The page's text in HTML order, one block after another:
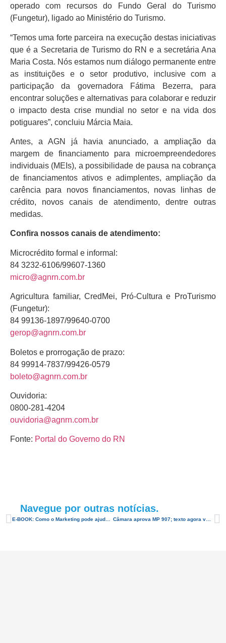
operado com recursos do Fundo Geral do Turismo
(Fungetur), ligado ao Ministério do Turismo.
“Temos uma forte parceira na execução destas iniciativas
que é a Secretaria de Turismo do RN e a secretária Ana
Maria Costa. Nós estamos num diálogo permanente entre
as instituições e o setor produtivo, inclusive com a
participação da governadora Fátima Bezerra, para
encontrar soluções e alternativas para colaborar e reduzir
o impacto desta crise mundial no setor e na vida dos
potiguares”, concluiu Márcia Maia.
Antes, a AGN já havia anunciado, a ampliação da
margem de financiamento para microempreendedores
individuais (MEIs), a possibilidade de pausa na cobrança
de financiamentos ativos e adimplentes, ampliação da
carência para novos financiamentos, novas linhas de
crédito, novos canais de atendimento, dentre outras
medidas.
Confira nossos canais de atendimento:
Microcrédito formal e informal:
84 3232-6106/99607-1360
micro@agnrn.com.br
Agricultura familiar, CredMei, Pró-Cultura e ProTurismo
(Fungetur):
84 99136-1897/99640-0700
gerop@agnrn.com.br
Boletos e prorrogação de prazo:
84 99914-7837/99426-0579
boleto@agnrn.com.br
Ouvidoria:
0800-281-4204
ouvidoria@agnrn.com.br
Fonte: Portal do Governo do RN
Navegue por outras notícias.
E-BOOK: Como o Marketing pode ajudar a salvar o seu hotel na crise Câmara aprova MP 907; texto agora vai ao Senado